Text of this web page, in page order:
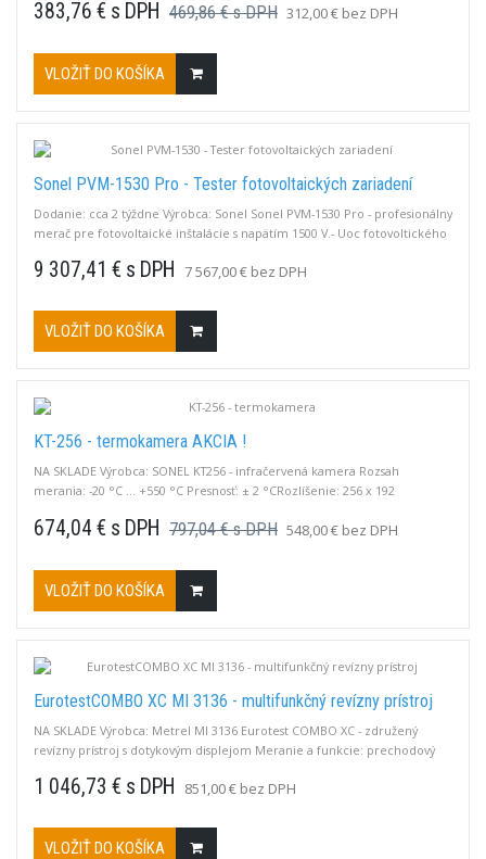
383,76 € s DPH 469,86 € s DPH 312,00 € bez DPH
VLOŽIŤ DO KOŠÍKA
Sonel PVM-1530 Pro - Tester fotovoltaických zariadení
Dodanie: cca 2 týždne Výrobca: Sonel Sonel PVM-1530 Pro - profesionálny
merač pre fotovoltaické inštalácie s napätím 1500 V.- Uoc fotovoltického
panelu alebo reťazca panelov, až do 40 A DC. - Izolačný odpor FV
hodnôt...
9 307,41 € s DPH 7 567,00 € bez DPH
VLOŽIŤ DO KOŠÍKA
KT-256 - termokamera AKCIA !
NA SKLADE Výrobca: SONEL KT256 - infračervená kamera Rozsah
merania: -20 °C ... +550 °C Presnosť: ± 2 °CRozlíšenie: 256 x 192
mmPevný FocusDisplej: 2.4", 240 x 320, LCDAutomatická signalizácia
Li-Ion batéria s...
674,04 € s DPH 797,04 € s DPH 548,00 € bez DPH
VLOŽIŤ DO KOŠÍKA
EurotestCOMBO XC MI 3136 - multifunkčný revízny prístroj
NA SKLADE Výrobca: Metrel MI 3136 Eurotest COMBO XC - združený
revízny prístroj s dotykovým displejom Meranie a funkcie: prechodový
PRCD S,K, MI RCD, impedancia slučky L-L, L-N, L-PE aj bez vybav. RCD,
Bluetooth,...
1 046,73 € s DPH 851,00 € bez DPH
VLOŽIŤ DO KOŠÍKA